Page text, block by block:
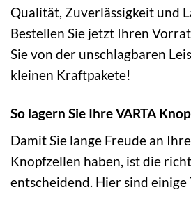
Qualität, Zuverlässigkeit und
Bestellen Sie jetzt Ihren
Sie von der unschlagbaren
kleinen Kraftpakete!
So lagern Sie Ihre VARTA
Damit Sie lange Freude an
Knopfzellen haben, ist die
entscheidend. Hier sind einige